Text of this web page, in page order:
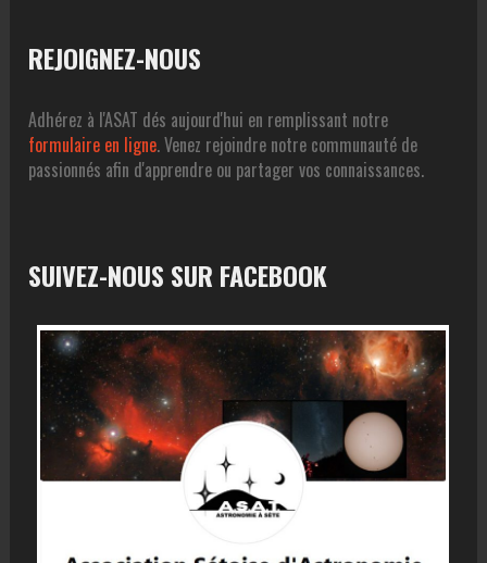
REJOIGNEZ-NOUS
Adhérez à l'ASAT dés aujourd'hui en remplissant notre
formulaire en ligne. Venez rejoindre notre communauté de
passionnés afin d'apprendre ou partager vos connaissances.
SUIVEZ-NOUS SUR FACEBOOK